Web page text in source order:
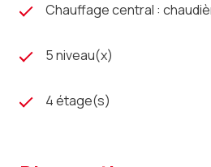
Chauffage central :
5 niveau(x)
4 étage(s)